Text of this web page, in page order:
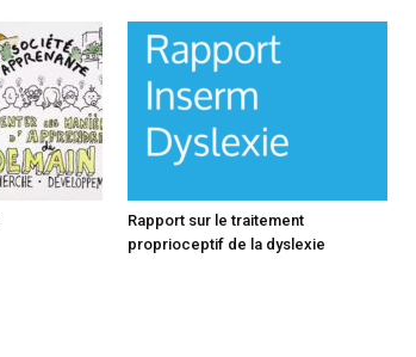
Rapport sur le traitement
proprioceptif de la dyslexie